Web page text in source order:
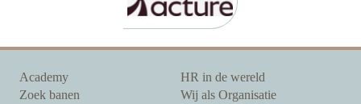
Academy
Zoek banen
HR in de wereld
Wij als Organisatie